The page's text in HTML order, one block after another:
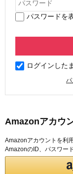
パスワードを
ログインした
パ
Amazonアカウ
Amazonアカウントを利
AmazonのID、パスワー